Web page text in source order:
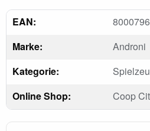
EAN:
Marke:
Androni
Kategorie:
Online Shop:
Coop